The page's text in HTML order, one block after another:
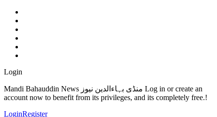
Login
Mandi Bahauddin News منڈی بہاءالدین نیوز Log in or create an
account now to benefit from its privileges, and its completely free.!
LoginRegister